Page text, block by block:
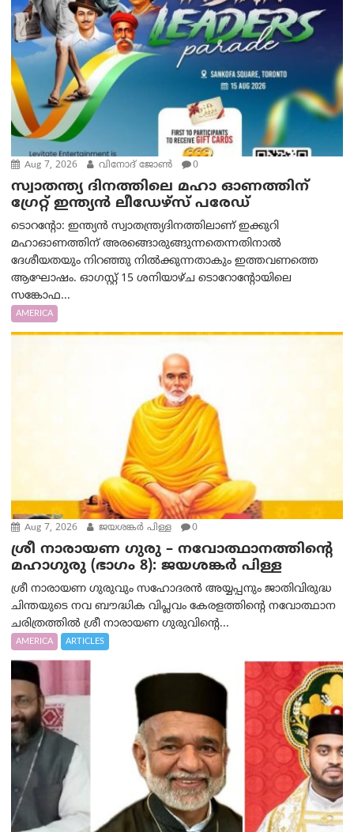
Aug 7, 2026 വിനോദ് ജോൺ 0
സ്വാതന്ത്യ ദിനത്തിലെ മഹാ ഓണത്തിന്
ഗ്രേറ്റ് ഇന്ത്യൻ ലീഡേഴ്സ് പരേഡ്
ടൊറന്റോ: ഇന്ത്യൻ സ്വാതന്ത്ര്യദിനത്തിലാണ് ഇക്കുറി
മഹാഓണത്തിന് അരങ്ങൊരുങ്ങുന്നതെന്നതിനാൽ
ദേശീയതയും നിറഞ്ഞു നിൽക്കുന്നതാകും ഇത്തവണത്തെ
ആഘോഷം. ഓഗസ്റ്റ് 15 ശനിയാഴ്ച ടൊറോന്റോയിലെ
സങ്കോഫ...
AMERICA
Aug 7, 2026 ജയശങ്കര്‍ പിള്ള 0
ശ്രീ നാരായണ ഗുരു – നവോത്ഥാനത്തിന്റെ
മഹാഗുരു (ഭാഗം 8): ജയശങ്കര്‍ പിള്ള
ശ്രീ നാരായണ ഗുരുവും സഹോദരൻ അയ്യപ്പനും ജാതിവിരുദ്ധ
ചിന്തയുടെ നവ ബൗദ്ധിക വിപ്ലവം കേരളത്തിന്റെ നവോത്ഥാന
ചരിത്രത്തിൽ ശ്രീ നാരായണ ഗുരുവിന്റെ...
AMERICA ARTICLES